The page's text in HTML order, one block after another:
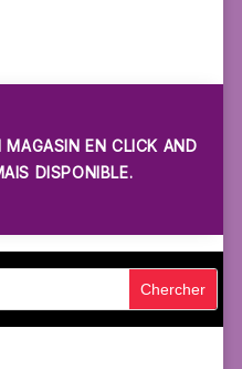
EN CLICK AND
DISPONIBLE.